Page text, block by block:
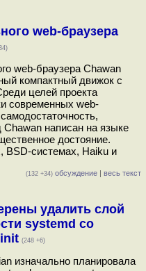
web-браузера
web-браузера Chawan
компактный движок с
целей проекта
современных web-
написан на языке
достояние.
BSD-системах, Haiku и
(132 +34) обсуждение | весь текст
удалить слой
systemd со
(248 +6)
изначально планировала